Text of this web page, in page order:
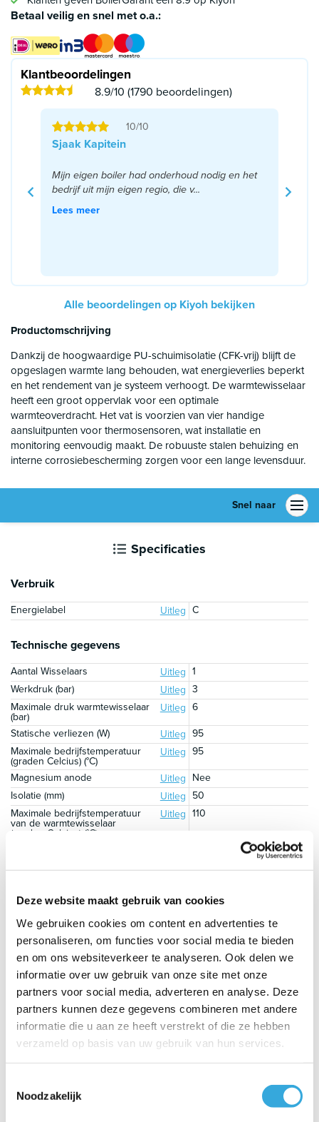
Deze website maakt gebruik van cookies
We gebruiken cookies om content en advertenties te
personaliseren, om functies voor social media te bieden
en om ons websiteverkeer te analyseren. Ook delen we
informatie over uw gebruik van onze site met onze
partners voor social media, adverteren en analyse. Deze
partners kunnen deze gegevens combineren met andere
informatie die u aan ze heeft verstrekt of die ze hebben
verzameld op basis van uw gebruik van hun services.
Noodzakelijk
Betaal veilig en snel met o.a.:
Klantbeoordelingen
8.9/10 (1790 beoordelingen)
10/10
Sjaak Kapitein
Mijn eigen boiler had onderhoud nodig en het
bedrijf uit mijn eigen regio, die v...
Lees meer
Alle beoordelingen op Kiyoh bekijken
Productomschrijving
Dankzij de hoogwaardige PU-schuimisolatie (CFK-vrij) blijft de
opgeslagen warmte lang behouden, wat energieverlies beperkt
en het rendement van je systeem verhoogt. De warmtewisselaar
heeft een groot oppervlak voor een optimale
warmteoverdracht. Het vat is voorzien van vier handige
aansluitpunten voor thermosensoren, wat installatie en
monitoring eenvoudig maakt. De robuuste stalen behuizing en
interne corrosiebescherming zorgen voor een lange levensduur.
Snel naar
Specificaties
Verbruik
Energielabel Uitleg C
Technische gegevens
Aantal Wisselaars Uitleg 1
Werkdruk (bar)
Uitleg 3
Maximale druk warmtewisselaar
(bar)
Uitleg 6
Statische verliezen (W)
Uitleg 95
Maximale bedrijfstemperatuur
(graden Celcius) (°C)
Uitleg 95
Magnesium anode
Uitleg Nee
Isolatie (mm)
Uitleg 50
Maximale bedrijfstemperatuur
van de warmtewisselaar
(graden Celcius) (°C)
Uitleg 110
Kenmerken
Bevestiging
Verticaal staand
Artikelnummer
Uitleg V 15S 500 75 P5
Te zien in de showroom
Uitleg Ja
EAN-code
Uitleg 3800879302529
Merk
Uitleg Tesy
Afmetingen
Hoogte (cm) Uitleg 167.4
Breedte (cm)
Uitleg
75
Diepte (cm)
Uitleg 75
Netto gewicht (kg)